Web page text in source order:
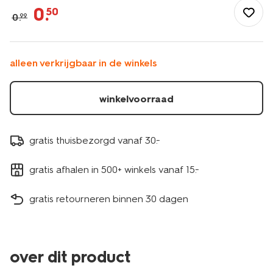
hobby/knutselen/kralen/armbandjes-
touw-
15900401.html
0.99 0.50
alleen verkrijgbaar in de winkels
winkelvoorraad
gratis thuisbezorgd vanaf 30.-
gratis afhalen in 500+ winkels vanaf 15.-
gratis retourneren binnen 30 dagen
over dit product